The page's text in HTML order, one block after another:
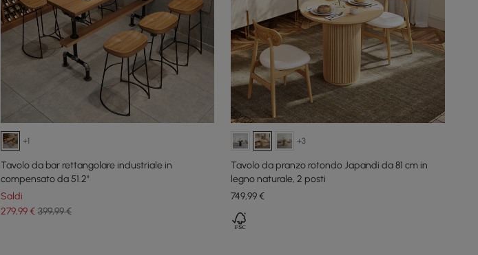
+1
Tavolo da bar rettangolare industriale in
compensato da 51.2"
Saldi
279,99€ 399,99 €
+3
Tavolo da pranzo rotondo Japandi da 81 cm in
legno naturale, 2 posti
749,99€